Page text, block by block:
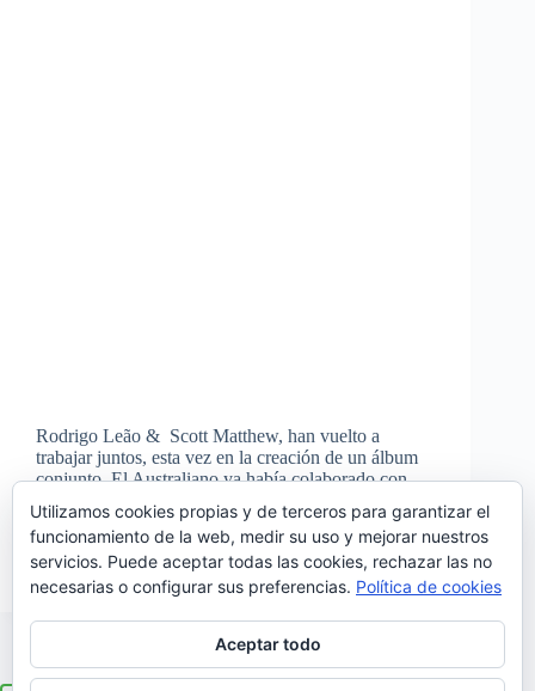
Rodrigo Leão & Scott Matthew, han vuelto a
trabajar juntos, esta vez en la creación de un álbum
conjunto. El Australiano ya había colaborado con
Rodrigo Leão en dos ocasiones: primero en su
fabuloso álbum «A Montanha Mágica» (2011)
poniendo voz…
Noemí Sánchez
17/03/2016
Utilizamos cookies propias y de terceros para garantizar el
funcionamiento de la web, medir su uso y mejorar nuestros
servicios. Puede aceptar todas las cookies, rechazar las no
necesarias o configurar sus preferencias. Política de cookies
Aceptar todo